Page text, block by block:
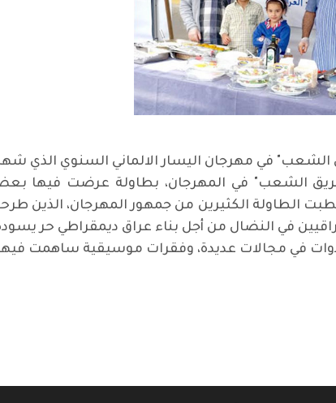
في مهرجان اليسار الالماني السنوي الذي
الشعب" في المهرجان، بطاولة عرضت فيها بعض
الطاولة الكثيرين من جمهور المهرجان، الذين
في النضال من أجل بناء عراق ديمقراطي حر
في مجالات عديدة، وفقرات موسيقية ساهمت
عن النظم البرلمانية وعمل الكتل السياسية